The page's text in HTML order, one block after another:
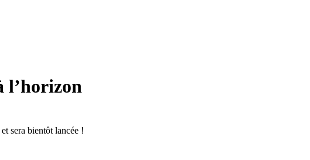
l’horizon
sera bientôt lancée !